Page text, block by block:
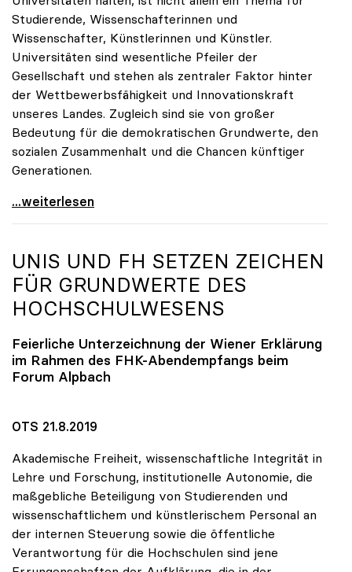
Studierende, Wissenschafterinnen und
Wissenschafter, Künstlerinnen und Künstler.
Universitäten sind wesentliche Pfeiler der
Gesellschaft und stehen als zentraler Faktor hinter
der Wettbewerbsfähigkeit und Innovationskraft
unseres Landes. Zugleich sind sie von großer
Bedeutung für die demokratischen Grundwerte, den
sozialen Zusammenhalt und die Chancen künftiger
Generationen.
10 Fragen zu Universitäten – Parteien geben
...weiterlesen
UNIS UND FH SETZEN ZEICHEN
FÜR GRUNDWERTE DES
HOCHSCHULWESENS
Feierliche Unterzeichnung der Wiener Erklärung
im Rahmen des FHK-Abendempfangs beim
Forum Alpbach
OTS 21.8.2019
Akademische Freiheit, wissenschaftliche Integrität in
Lehre und Forschung, institutionelle Autonomie, die
maßgebliche Beteiligung von Studierenden und
wissenschaftlichem und künstlerischem Personal an
der internen Steuerung sowie die öffentliche
Verantwortung für die Hochschulen sind jene